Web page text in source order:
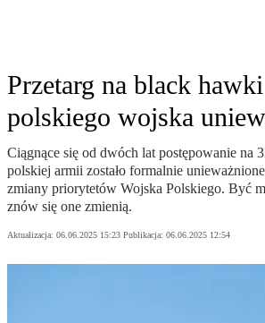
Przetarg na black
polskiego wojska
Ciągnące się od dwóch lat postępowanie na
polskiej armii zostało formalnie
zmiany priorytetów Wojska Polskiego. Być
znów się one zmienią.
Aktualizacja: 06.06.2025 15:23 Publikacja: 06.06.2025 12:54